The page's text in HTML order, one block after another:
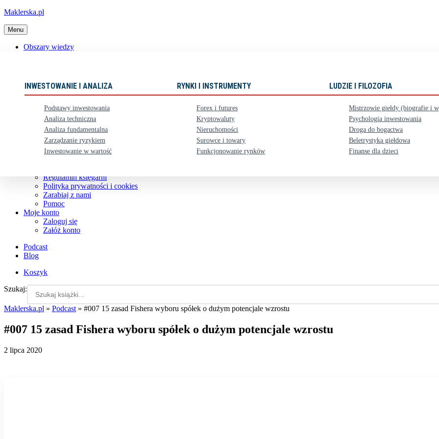
Maklerska.pl
Menu
Obszary wiedzy
INWESTOWANIE I ANALIZA
Podstawy inwestowania
Analiza techniczna
Analiza fundamentalna
Zarządzanie ryzykiem
Inwestowanie w wartość
RYNKI I INSTRUMENTY
Forex i futures
Kryptowaluty
Nieruchomości
Surowce i towary
Funkcjonowanie rynków
LUDZIE I FILOZOFIA
Mistrzowie giełdy (biografie i
Psychologia inwestowania
Droga do bogactwa
Beletrystyka giełdowa
Finanse dla dzieci
Ebooki
Karty upominkowe
⏳ Zapowiedzi
Obsługa klienta
Koszty dostawy
Nasze konto bankowe
Regulamin księgarni
Polityka prywatności i cookies
Zarabiaj z nami
Pomoc
Moje konto
Zaloguj się
Załóż konto
Podcast
Blog
Koszyk
Szukaj:
Maklerska.pl » Podcast » #007 15 zasad Fishera wyboru spółek o dużym potencjale wzrostu
#007 15 zasad Fishera wyboru spółek o dużym potencjale wzrostu
2 lipca 2020